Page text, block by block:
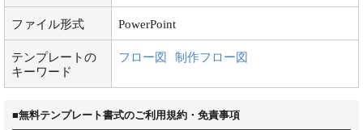
ファイル形式 PowerPoint
テンプレートの
キーワード
フロー図 制作フロー図
■無料テンプレート書式のご利用規約・免責事項